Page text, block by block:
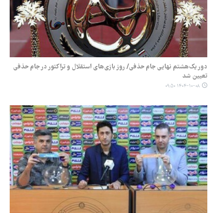
دور یک‌هشتم نهایی جام حذفی/ روز بازی‌های استقلال و تراکتور در جام حذفی
تعیین شد
۱۴۰۴-۱۰-۰۸ ۰۹:۵۰